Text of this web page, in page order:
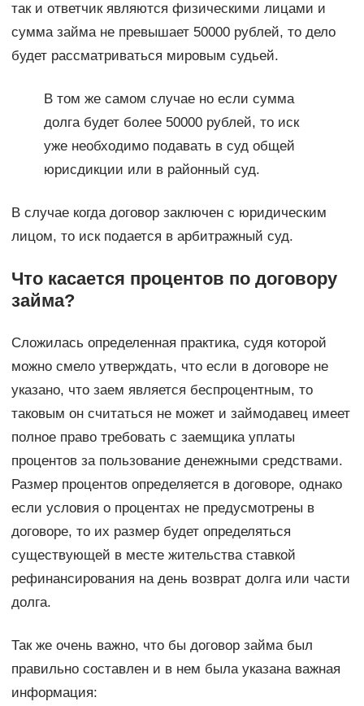
так и ответчик являются физическими лицами и
сумма займа не превышает 50000 рублей, то дело
будет рассматриваться мировым судьей.
В том же самом случае но если сумма
долга будет более 50000 рублей, то иск
уже необходимо подавать в суд общей
юрисдикции или в районный суд.
В случае когда договор заключен с юридическим
лицом, то иск подается в арбитражный суд.
Что касается процентов по договору
займа?
Сложилась определенная практика, судя которой
можно смело утверждать, что если в договоре не
указано, что заем является беспроцентным, то
таковым он считаться не может и займодавец имеет
полное право требовать с заемщика уплаты
процентов за пользование денежными средствами.
Размер процентов определяется в договоре, однако
если условия о процентах не предусмотрены в
договоре, то их размер будет определяться
существующей в месте жительства ставкой
рефинансирования на день возврат долга или части
долга.
Так же очень важно, что бы договор займа был
правильно составлен и в нем была указана важная
информация: